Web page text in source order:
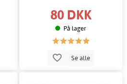
80 DKK
På lager
Se alle